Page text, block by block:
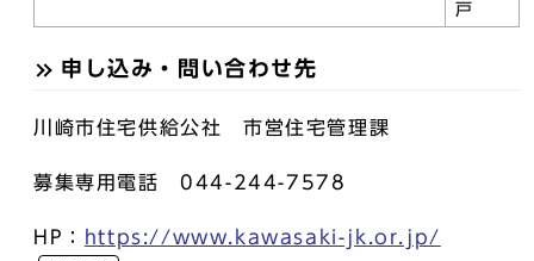
戸
申し込み・問い合わせ先
川崎市住宅供給公社 市営住宅管理課
募集専用電話 044-244-7578
HP： https://www.kawasaki-jk.or.jp/